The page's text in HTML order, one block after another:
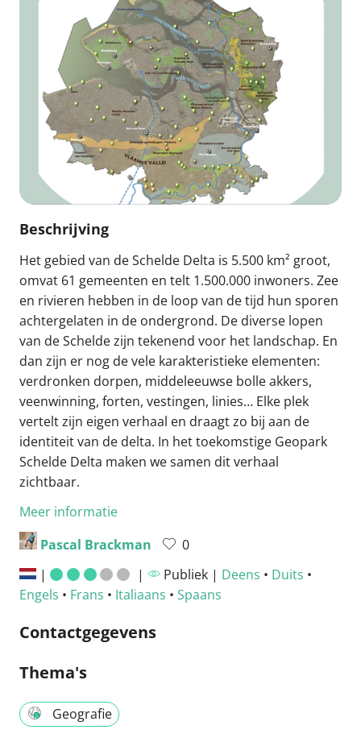
Beschrijving
Het gebied van de Schelde Delta is 5.500 km² groot,
omvat 61 gemeenten en telt 1.500.000 inwoners. Zee
en rivieren hebben in de loop van de tijd hun sporen
achtergelaten in de ondergrond. De diverse lopen
van de Schelde zijn tekenend voor het landschap. En
dan zijn er nog de vele karakteristieke elementen:
verdronken dorpen, middeleeuwse bolle akkers,
veenwinning, forten, vestingen, linies… Elke plek
vertelt zijn eigen verhaal en draagt zo bij aan de
identiteit van de delta. In het toekomstige Geopark
Schelde Delta maken we samen dit verhaal
zichtbaar.
Meer informatie
Pascal Brackman
0
|
| Publiek | Deens • Duits •
Engels • Frans • Italiaans • Spaans
Contactgegevens
Thema's
Geografie